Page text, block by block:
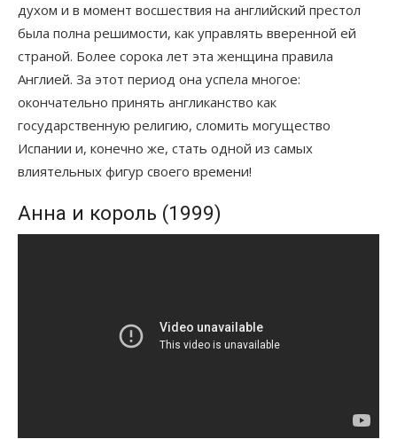
духом и в момент восшествия на английский престол
была полна решимости, как управлять вверенной ей
страной. Более сорока лет эта женщина правила
Англией. За этот период она успела многое:
окончательно принять англиканство как
государственную религию, сломить могущество
Испании и, конечно же, стать одной из самых
влиятельных фигур своего времени!
Анна и король (1999)